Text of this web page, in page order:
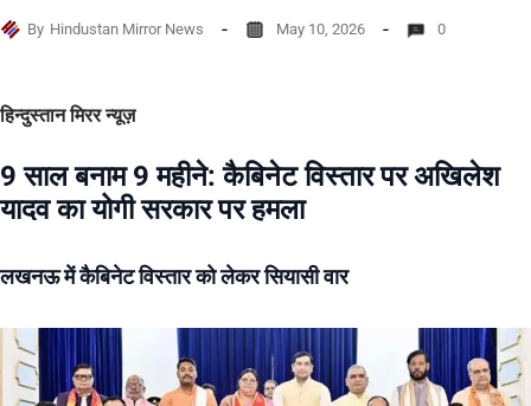
By Hindustan Mirror News May 10, 2026 0
हिन्दुस्तान मिरर न्यूज़
9 साल बनाम 9 महीने: कैबिनेट विस्तार पर अखिलेश
यादव का योगी सरकार पर हमला
लखनऊ में कैबिनेट विस्तार को लेकर सियासी वार